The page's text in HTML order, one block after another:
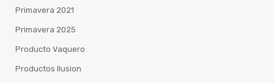
Primavera 2021
Primavera 2025
Producto Vaquero
Productos Ilusion